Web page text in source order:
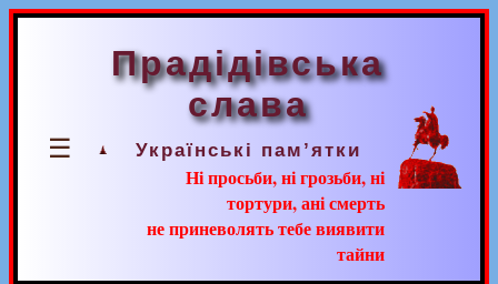
☰
Прадідівська
слава
Українські пам’ятки
Ні просьби, ні грозьби, ні
тортури, ані смерть
не приневолять тебе виявити
тайни